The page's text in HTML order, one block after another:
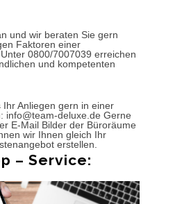
und wir beraten Sie gern
Faktoren einer
0800/7007039 erreichen
und kompetenten
Ihr Anliegen gern in einer
info@team-deluxe.de Gerne
E-Mail Bilder der Büroräume
wir Ihnen gleich Ihr
erstellen.
– Service: